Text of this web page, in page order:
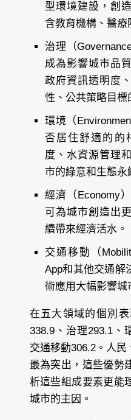
型環境建設，創
含教育機構、醫療
治理（
成為影響城市品
政府資訊透明度
性、公共策略目標
環境（
否居住舒適的的
度、水資源管理
市的綠意和生態永
經濟（Economy
可為城市創造出
續帶來經濟活水。
交通移動（
App和其他交通解
術應用大幅影響城
在五大領域的個別
338.9、治理293.1、
交通移動306.2。人
最為突出，這些優勢
析這些組成要素更能
城市的主因。